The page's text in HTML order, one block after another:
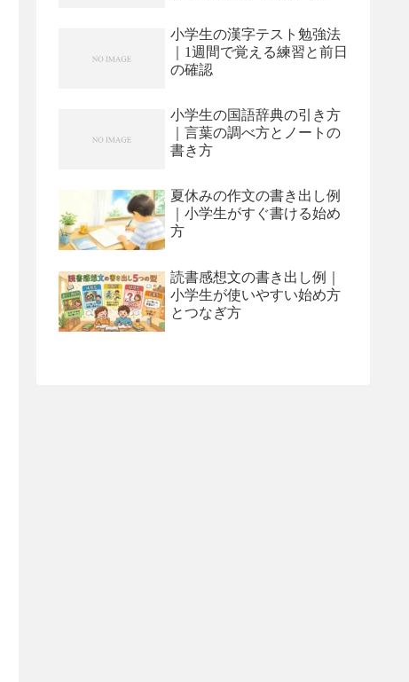
小学生の漢字テスト勉強法
｜1週間で覚える練習と前日
の確認
小学生の国語辞典の引き方
｜言葉の調べ方とノートの
書き方
夏休みの作文の書き出し例
｜小学生がすぐ書ける始め
方
読書感想文の書き出し例｜
小学生が使いやすい始め方
とつなぎ方